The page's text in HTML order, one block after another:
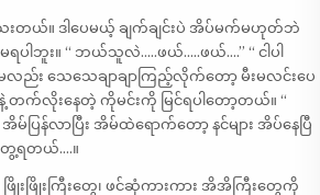
ယ်။ ဒါပေမယ့် ချက်ချင်းပဲ အိပ်မက်မဟုတ်ဘဲ
ဘူး။ “ ဘယ်သူလဲ…..ဖယ်…..ဖယ်….” “ ငါပါ
လည်း သေသေချာချာကြည့်လိုက်တော့ မီးမလင်းပေ
တက်လိုးနေတဲ့ ကိုမင်းကို မြင်ရပါတော့တယ်။ “
ြန်လာပြီး အိမ်ထဲရောက်တော့ နင်များ အိပ်နေပြီ
ေ့ရတယ်….။
းဖြိုးကြီးတွေ၊ ဖင်ဆုံကားကား အိအိကြီးတွေကို